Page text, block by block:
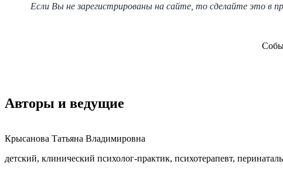
Если Вы не зарегистрированы на сайте, то сделайте это в
Авторы и ведущие
Крысанова Татьяна Владимировна
детский, клинический психолог-практик, психотерапевт,